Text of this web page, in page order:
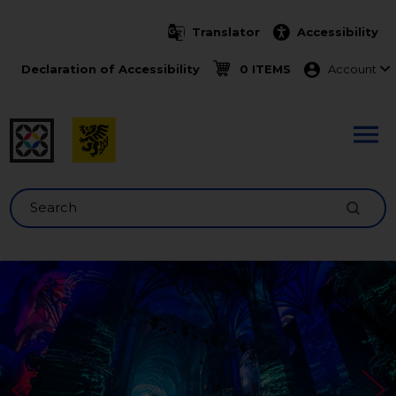
Translator Accessibility
Declaration of Accessibility 0 ITEMS Menu
Account
Search